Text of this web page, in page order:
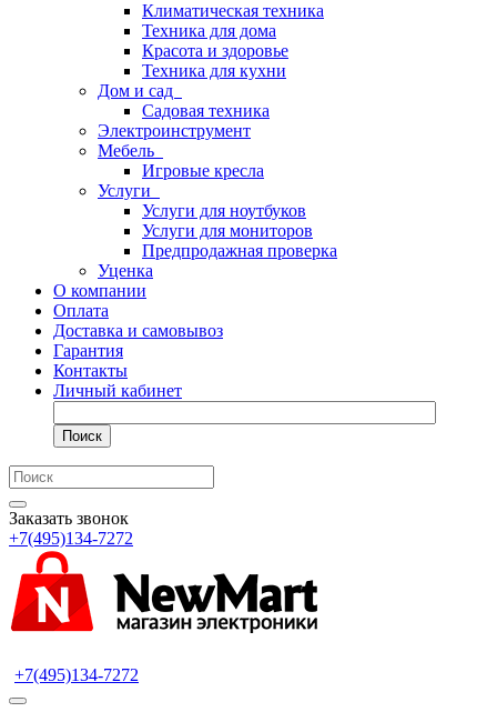
Климатическая техника
Техника для дома
Красота и здоровье
Техника для кухни
Дом и сад
Садовая техника
Электроинструмент
Мебель
Игровые кресла
Услуги
Услуги для ноутбуков
Услуги для мониторов
Предпродажная проверка
Уценка
О компании
Оплата
Доставка и самовывоз
Гарантия
Контакты
Личный кабинет
Поиск
Заказать звонок
+7(495)134-7272
+7(495)134-7272